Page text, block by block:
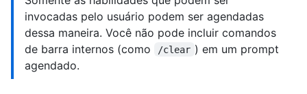
invocadas pelo usuário podem ser agendadas
dessa maneira. Você não pode incluir comandos
de barra internos (como
/clear ) em um prompt
agendado.